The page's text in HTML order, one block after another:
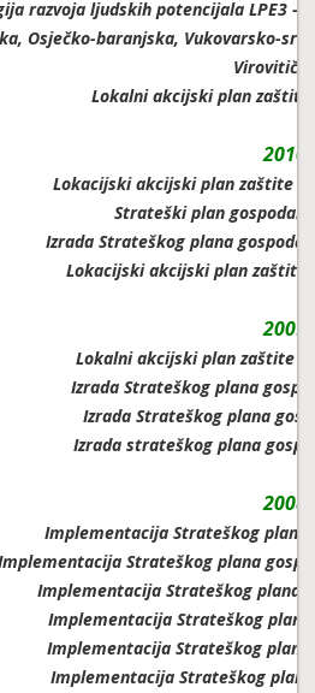
razvoja ljudskih potencijala LPE3 -
Osječko-baranjska, Vukovarsko-
Lokalni akcijski plan
Lokacijski akcijski plan zaštite
Strateški plan
Izrada Strateškog plana
Lokacijski akcijski plan zaštite
Lokalni akcijski plan zaštite
Izrada Strateškog plana
Izrada Strateškog plana
Izrada strateškog plana
Implementacija Strateškog plana
Strateškog plana
Implementacija Strateškog plana
Implementacija Strateškog
Implementacija Strateškog plana
Implementacija Strateškog